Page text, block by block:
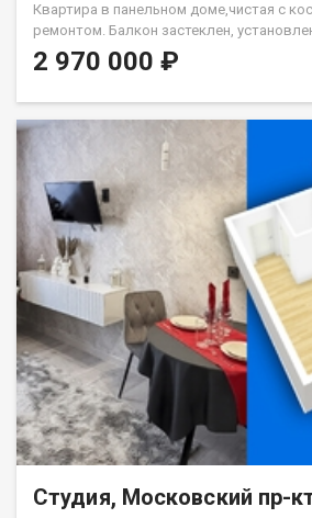
Квартира в панельном доме,чистая с
ремонтом. Балкон застеклен,
совмещен на полу кафель, в комнатах и
линолеум.
2 970 000 ₽
Студия, Московский пр-